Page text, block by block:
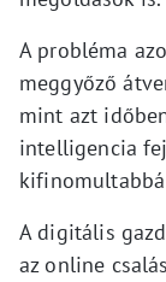
A probléma
meggyőző
mint azt
intelligencia
A digitális
az online